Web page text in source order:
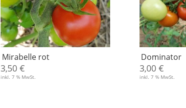
Mirabelle rot
3,50 €
inkl. 7 % MwSt.
Dominator
3,00 €
inkl. 7 % MwSt.